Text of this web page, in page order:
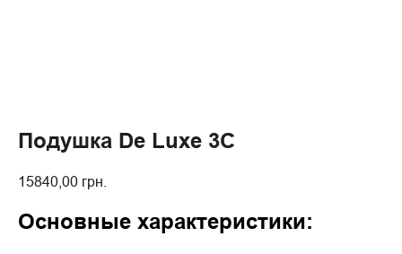
Подушка De Luxe 3C
15840,00 грн.
Основные характеристики: